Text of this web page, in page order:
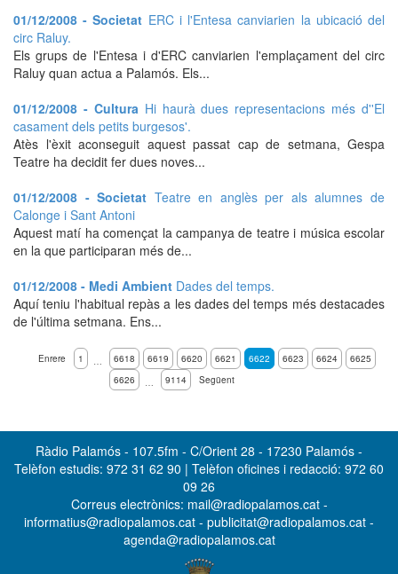
01/12/2008 - Societat ERC i l'Entesa canviarien la ubicació del
circ Raluy.
Els grups de l'Entesa i d'ERC canviarien l'emplaçament del circ
Raluy quan actua a Palamós. Els...
01/12/2008 - Cultura Hi haurà dues representacions més d''El
casament dels petits burgesos'.
Atès l'èxit aconseguit aquest passat cap de setmana, Gespa
Teatre ha decidit fer dues noves...
01/12/2008 - Societat Teatre en anglès per als alumnes de
Calonge i Sant Antoni
Aquest matí ha començat la campanya de teatre i música escolar
en la que participaran més de...
01/12/2008 - Medi Ambient Dades del temps.
Aquí teniu l'habitual repàs a les dades del temps més destacades
de l'última setmana. Ens...
Enrere 1 … 6618 6619 6620 6621 6622 6623 6624
6625
6626
… 9114 Següent
Ràdio Palamós - 107.5fm - C/Orient 28 - 17230 Palamós -
Telèfon estudis: 972 31 62 90 | Telèfon oficines i redacció: 972 60
09 26
Correus electrònics: mail@radiopalamos.cat -
informatius@radiopalamos.cat - publicitat@radiopalamos.cat -
agenda@radiopalamos.cat